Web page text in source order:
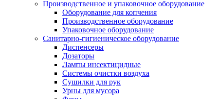
Производственное и упаковочное оборудование
Оборудование для копчения
Производственное оборудование
Упаковочное оборудование
Санитарно-гигиеническое оборудование
Диспенсеры
Дозаторы
Лампы инсектицидные
Системы очистки воздуха
Сушилки для рук
Урны для мусора